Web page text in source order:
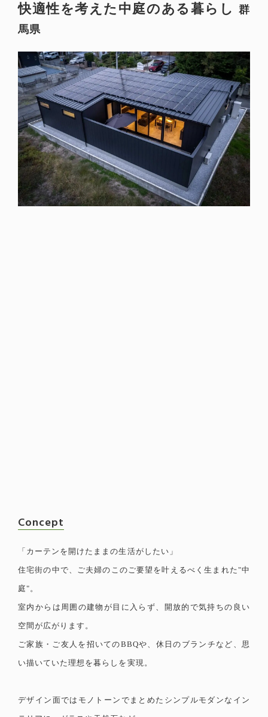
快適性を考えた中庭のある暮らし 群
馬県
Concept
「カーテンを開けたままの生活がしたい」
住宅街の中で、ご夫婦のこのご要望を叶えるべく生まれた"中
庭"。
室内からは周囲の建物が目に入らず、開放的で気持ちの良い
空間が広がります。
ご家族・ご友人を招いてのBBQや、休日のブランチなど、思
い描いていた理想を暮らしを実現。
デザイン面ではモノトーンでまとめたシンプルモダンなイン